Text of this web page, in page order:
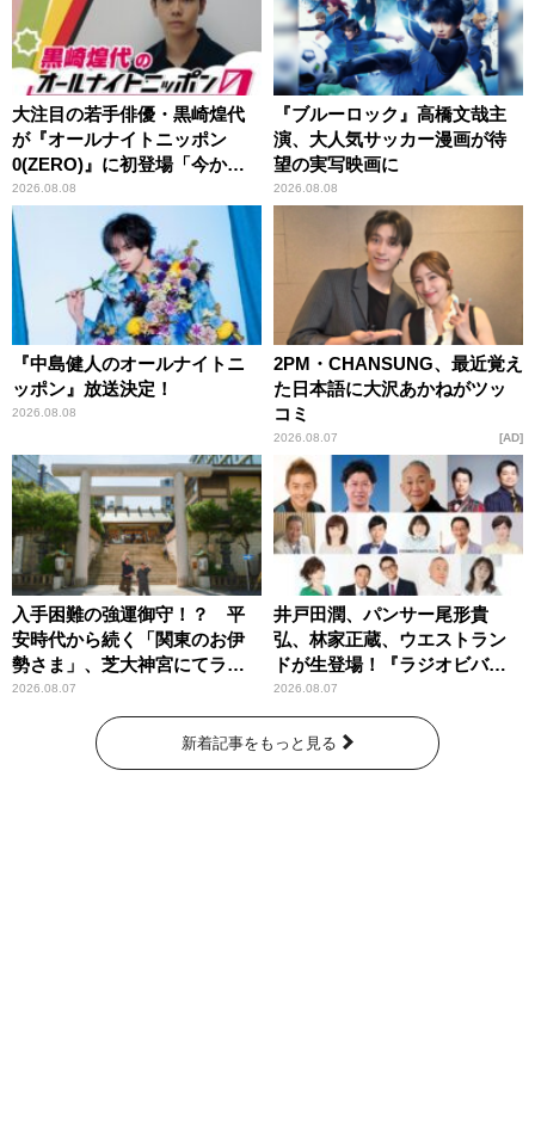
大注目の若手俳優・黒崎煌代
が『オールナイトニッポン
0(ZERO)』に初登場「今から
とてもワクワクしておりま
す！」
2026.08.08
『ブルーロック』高橋文哉主
演、大人気サッカー漫画が待
望の実写映画に
2026.08.08
『中島健人のオールナイトニ
ッポン』放送決定！
2026.08.08
2PM・CHANSUNG、最近覚え
た日本語に大沢あかねがツッ
コミ
2026.08.07 AD
入手困難の強運御守！？ 平
安時代から続く「関東のお伊
勢さま」、芝大神宮にてラン
パンプスが合格祈願！
2026.08.07
井戸田潤、パンサー尾形貴
弘、林家正蔵、ウエストラン
ドが生登場！『ラジオビバリ
ー昼ズ』
2026.08.07
新着記事をもっと見る